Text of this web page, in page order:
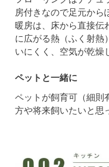
房付きなので足元から
暖房は、床から直接伝
に広がる熱（ふく射熱
いにくく、空気が乾燥
ペットと一緒に
ペットが飼育可（細則
方や将来飼いたいと思